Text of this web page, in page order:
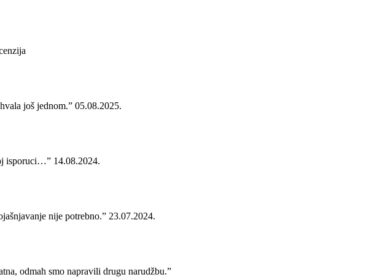
još jednom.” 05.08.2025.
isporuci…” 14.08.2024.
nije potrebno.” 23.07.2024.
odmah smo napravili drugu narudžbu.”